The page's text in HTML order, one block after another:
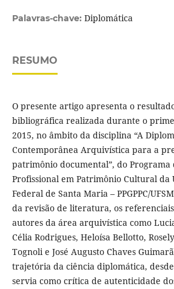
Palavras-chave: Diplomática
RESUMO
O presente artigo apresenta o
bibliográfica realizada durante o
2015, no âmbito da disciplina “A
Contemporânea Arquivística para a
patrimônio documental”, do Programa
Profissional em Patrimônio Cultural da
Federal de Santa Maria – PPGPPC/
da revisão de literatura, os
autores da área arquivística como
Célia Rodrigues, Heloísa Bellotto,
Tognoli e José Augusto Chaves
trajetória da ciência diplomática,
servia como crítica de autenticidade